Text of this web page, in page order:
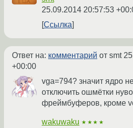
25.09.2014 20:57:53
Ссылка
Ответ на: комментарий от smt
+00:00
vga=794? значит ядро
отключить ошмётки
фреймбуферов, кроме
wakuwaku ★★★★